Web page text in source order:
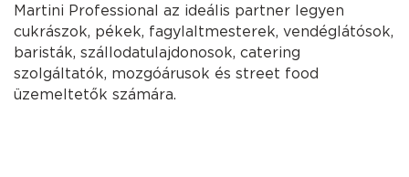
Martini Professional az ideális partner legyen
cukrászok, pékek, fagylaltmesterek, vendéglátósok,
baristák, szállodatulajdonosok, catering
szolgáltatók, mozgóárusok és street food
üzemeltetők számára.